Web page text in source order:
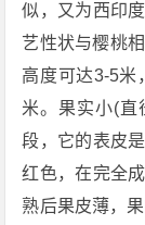
似，又为西印
艺性状与樱桃
高度可达3-5米
米。果实小(直
段，它的表皮
红色，在完全
熟后果皮薄，